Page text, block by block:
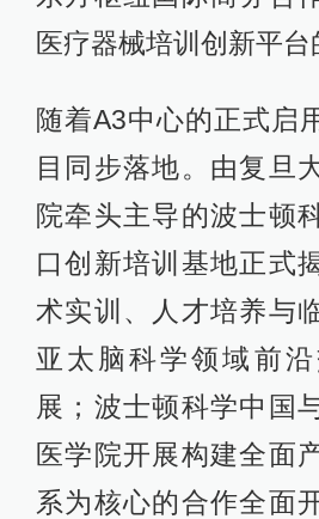
医疗器械培训创新平台
随着A3中心的正式启
目同步落地。由复旦
院牵头主导的波士顿
口创新培训基地正式
术实训、人才培养与
亚太脑科学领域前
展；波士顿科学中国
医学院开展构建全面
系为核心的合作全面